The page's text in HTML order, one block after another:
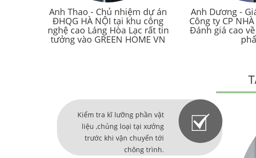
Anh Thao - Chủ nhiệm dự án
ĐHQG HÀ NỘI tại khu công
nghệ cao Láng Hòa Lạc rất tin
tưởng vào GREEN HOME VN
Anh Dương -
Công ty CP
Đánh giá cao
Kiểm tra kĩ lưỡng phần vật
liệu ,chủng loại tại xưởng
trước khi vận chuyển tới
chông trình.